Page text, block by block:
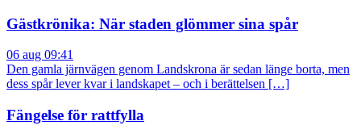
Gästkrönika: När staden glömmer sina spår
06 aug 09:41
Den gamla järnvägen genom Landskrona är sedan länge borta, men
dess spår lever kvar i landskapet – och i berättelsen […]
Fängelse för rattfylla